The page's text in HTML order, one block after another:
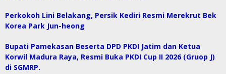
Perkokoh Lini Belakang, Persik Kediri Resmi Merekrut Bek
Korea Park Jun-heong
Bupati Pamekasan Beserta DPD PKDI Jatim dan Ketua
Korwil Madura Raya, Resmi Buka PKDI Cup II 2026 (Gruop J)
di SGMRP.